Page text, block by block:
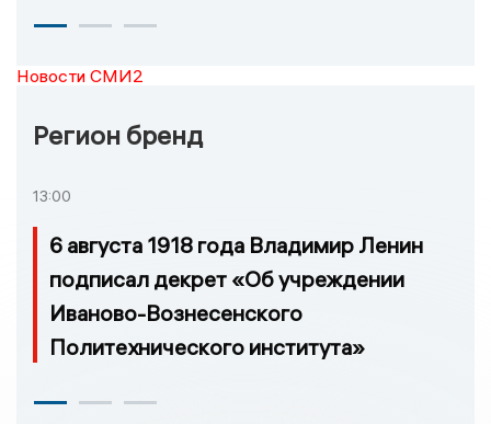
Новости СМИ2
Регион бренд
13:00
6 августа 1918 года Владимир Ленин
подписал декрет «Об учреждении
Иваново-Вознесенского
Политехнического института»